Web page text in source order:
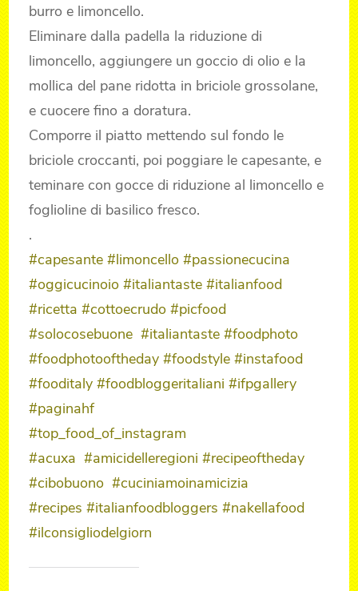
burro e limoncello.
Eliminare dalla padella la riduzione di
limoncello, aggiungere un goccio di olio e la
mollica del pane ridotta in briciole grossolane,
e cuocere fino a doratura.
Comporre il piatto mettendo sul fondo le
briciole croccanti, poi poggiare le capesante, e
teminare con gocce di riduzione al limoncello e
foglioline di basilico fresco.
.
#capesante #limoncello #passionecucina
#oggicucinoio #italiantaste #italianfood
#ricetta #cottoecrudo #picfood
#solocosebuone #italiantaste #foodphoto
#foodphotooftheday #foodstyle #instafood
#fooditaly #foodbloggeritaliani #ifpgallery
#paginahf
#top_food_of_instagram
#acuxa #amicidelleregioni #recipeoftheday
#cibobuono #cuciniamoinamicizia
#recipes #italianfoodbloggers #nakellafood
#ilconsigliodelgiorn